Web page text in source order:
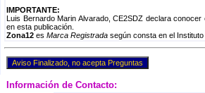
IMPORTANTE:
Luis Bernardo Marin Alvarado, CE2SDZ declara
en esta publicación.
Zona12 es Marca Registrada según consta en el
Información de Contacto: